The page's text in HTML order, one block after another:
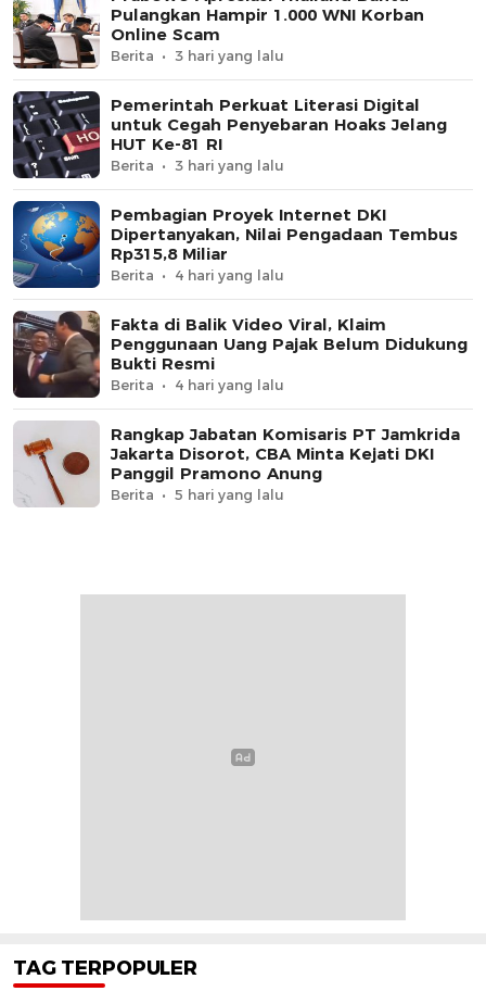
Pulangkan Hampir 1.000 WNI Korban
Online Scam
Berita 3 hari yang lalu
Pemerintah Perkuat Literasi Digital
untuk Cegah Penyebaran Hoaks Jelang
HUT Ke-81 RI
Berita 3 hari yang lalu
Pembagian Proyek Internet DKI
Dipertanyakan, Nilai Pengadaan Tembus
Rp315,8 Miliar
Berita 4 hari yang lalu
Fakta di Balik Video Viral, Klaim
Penggunaan Uang Pajak Belum Didukung
Bukti Resmi
Berita 4 hari yang lalu
Rangkap Jabatan Komisaris PT Jamkrida
Jakarta Disorot, CBA Minta Kejati DKI
Panggil Pramono Anung
Berita 5 hari yang lalu
TAG TERPOPULER